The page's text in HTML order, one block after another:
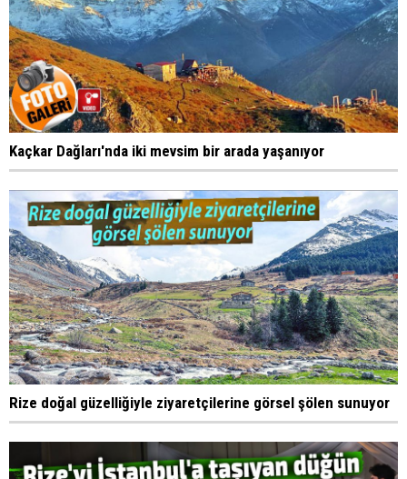
Kaçkar Dağları'nda iki mevsim bir arada yaşanıyor
Rize doğal güzelliğiyle ziyaretçilerine görsel şölen sunuyor